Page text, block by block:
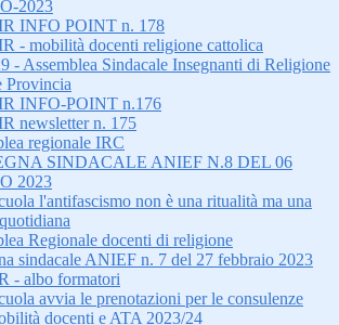
2023
INFO POINT n. 178
- mobilità docenti religione cattolica
- Assemblea Sindacale Insegnanti di Religione
Provincia
INFO-POINT n.176
newsletter n. 175
regionale IRC
SINDACALE ANIEF N.8 DEL 06
2023
l'antifascismo non è una ritualità ma una
Regionale docenti di religione
sindacale ANIEF n. 7 del 27 febbraio 2023
- albo formatori
avvia le prenotazioni per le consulenze
docenti e ATA 2023/24